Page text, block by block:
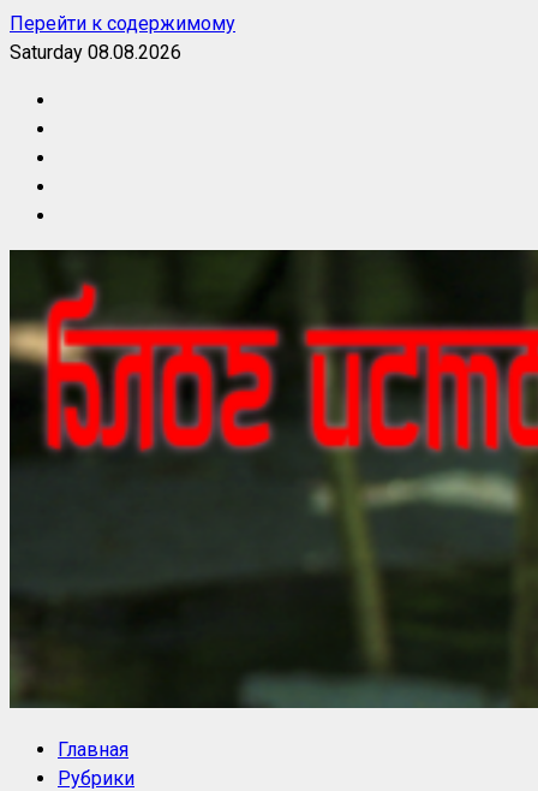
Перейти к содержимому
Saturday 08.08.2026
Блог историй NoorySan
Главная
Рубрики